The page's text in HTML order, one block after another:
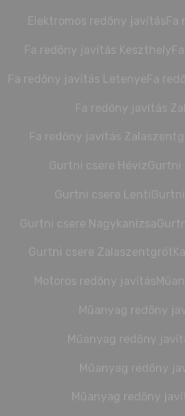
Elektromos redőny javítás
Fa redőny javítás Keszthely
Fa redőny javítás Letenye Fa
Fa redőny javítás
Fa redőny javítás
Gurtni csere Hévíz
Gurtni csere Nagykanizsa
Gurtni csere Zalaszentgrót
Motoros redőny javítás
Műanyag redőny
Műanyag redőny
Műanyag redőny
Műanyag redőny